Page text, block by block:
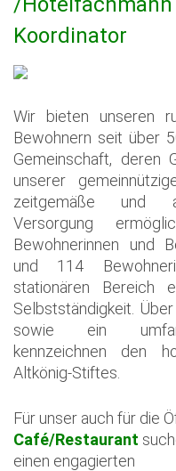
Koordinator
Wir bieten unseren
Bewohnern seit über
Gemeinschaft, deren
unserer
zeitgemäße und
Versorgung
Bewohnerinnen und
und 114
stationären Bereich
Selbstständigkeit.
sowie ein
kennzeichnen den
Altkönig-Stiftes.
Für unser auch für die
Café/Restaurant
einen engagierten